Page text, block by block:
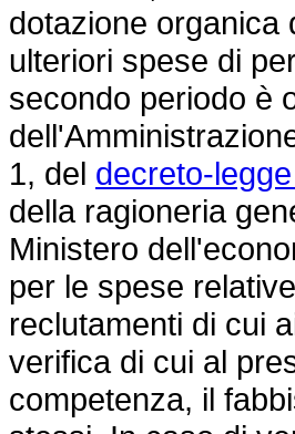
dotazione organica
ulteriori spese di
secondo periodo è
1, del decreto-
della ragioneria
Ministero
per le spese
reclutamenti di cui
verifica di cui al
competenza, il